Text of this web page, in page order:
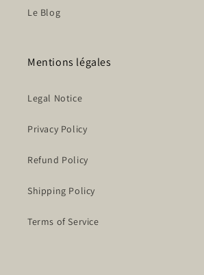
Le Blog
Mentions légales
Legal Notice
Privacy Policy
Refund Policy
Shipping Policy
Terms of Service